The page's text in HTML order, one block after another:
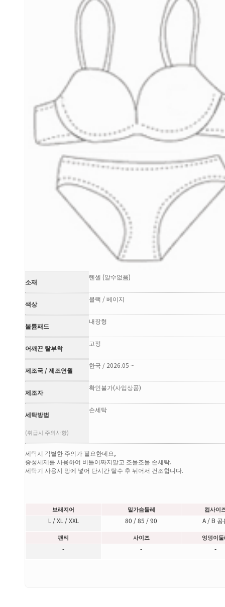
소재
텐셀 (알수없음)
색상
블랙 / 베이지
볼륨패드
내장형
어깨끈 탈부착
고정
제조국 / 제조연월
한국 / 2026.05 ~
제조자
확인불가(사입상품)
세탁방법
(취급시 주의사항)
손세탁
세탁시 각별한 주의가 필요한데요,
중성세제를 사용하여 비틀어짜지말고 조물조물 손세탁.
세탁기 사용시 망에 넣어 단시간 탈수 후 뉘어서 건조합니다.
브래지어 밑가슴둘레 컵사이
L / XL / XXL 80 / 85 / 90 A / B 공
팬티 사이즈 엉덩이
- - -